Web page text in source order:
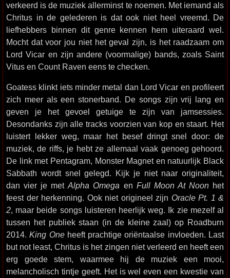
verkeerd is de muziek allerminst te noemen. Met iemand als
Chritus in de gelederen is dat ook niet heel vreemd. De
liefhebbers binnen dit genre kennen hem uiteraard wel.
Mocht dat voor jou niet het geval zijn, is het raadzaam om
Lord Vicar en zijn andere (voormalige) bands, zoals Saint
Vitus en Count Raven eens te checken.
Goatess klinkt iets minder metal dan Lord Vicar en profileert
zich meer als een stonerband. De songs zijn vrij lang en
geven je het gevoel getuige te zijn van jamsessies.
Desondanks zijn alle tracks voorzien van kop en staart. Het
luistert lekker weg, maar het besef dringt snel door: de
muziek, de riffs, je hebt ze allemaal vaak genoeg gehoord.
De link met Pentagram, Monster Magnet en natuurlijk Black
Sabbath wordt snel gelegd. Kijk je niet naar originaliteit,
dan vier je metAlpha Omega en Full Moon At Noonhet
feest der herkenning. Ook niet origineel zijn Oracle Pt. 1 &
2, maar beide songs luisteren heerlijk weg. Ik zie mezelf al
tussen het publiek staan (in de kleine zaal) op Roadburn
2014.King Oneheeft prachtige oriëntaalse invloeden. Last
but not least, Chritus is het zingen niet verleerd en heeft een
erg goede stem, waarmee hij de muziek een mooi,
melancholisch tintje geeft. Het is wel even een kwestie van